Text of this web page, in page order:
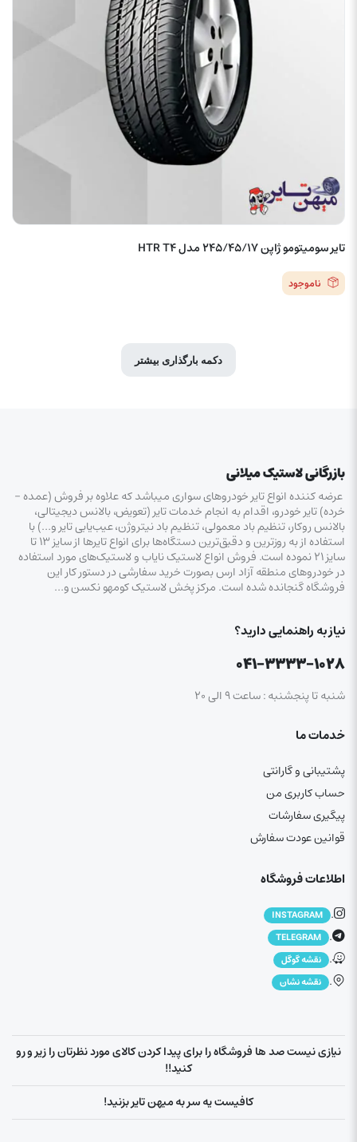
تایر سومیتومو ژاپن 245/45/17 مدل HTR T4
ناموجود
دکمه بارگذاری بیشتر
بازرگانی لاستیک میلانی
عرضه کننده انواع تایر خودروهای سواری میباشد که علاوه بر فروش (عمده –
خرده‌) تایر خودرو، اقدام به انجام خدمات تایر (تعویض، بالانس دیجیتالی،
بالانس روکار، تنظیم باد معمولی، تنظیم باد نیتروژن، عیب‌یابی تایر و…) با
استفاده از به روزترین و دقیق‌ترین دستگاه‌ها برای انواع تایرها از سایز ۱۳ تا
سایز ۲۱ نموده است. فروش انواع لاستیک‌ نایاب و لاستیک‌های مورد استفاده
در خودروهای منطقه آزاد ارس بصورت خرید سفارشی در دستور کار این
فروشگاه گنجانده شده است. مرکز پخش لاستیک کومهو نکسن و…
نیاز به راهنمایی دارید؟
۰۴۱-۳۳۳۳-۱۰۲۸
شنبه تا پنجشنبه : ساعت ۹ الی ۲۰
خدمات ما
پشتیبانی و گارانتی
حساب کاربری من
پیگیری سفارشات
قوانین عودت سفارش
اطلاعات فروشگاه
.
INSTAGRAM
.
TELEGRAM
. نقشه گوگل
. نقشه نشان
نیازی نیست صد ها فروشگاه را برای پیدا کردن کالای مورد نظرتان را زیر و رو
کنید!!
کافیست یه سر به میهن تایر بزنید!